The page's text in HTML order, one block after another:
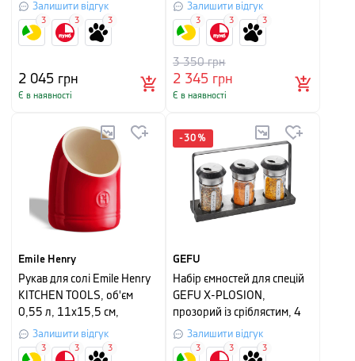
Залишити відгук
2 045 грн
Є в наявності
3 3 3
Залишити відгук
2 345 грн
3 350грн
Є в наявності
3 3 3
Emile Henry
Рукав для солі Emile Henry
KITCHEN TOOLS, об'єм
0,55 л, 11х15,5 см,
червоний
Залишити відгук
3 3 3
-30 %
GEFU
Набір ємностей для спецій
GEFU X-PLOSION,
прозорий із сріблястим, 4
предмети
Залишити відгук
3 3 3